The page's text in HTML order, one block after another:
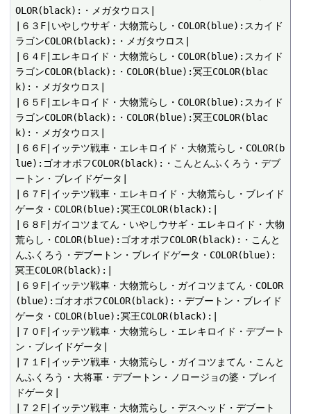
OLOR(black):・メガタウロス|
|６３F|いやしウサギ・大物荒らし・COLOR(blue):スカイド
ラゴンCOLOR(black):・メガタウロス|
|６４F|エレキロイド・大物荒らし・COLOR(blue):スカイド
ラゴンCOLOR(black):・COLOR(blue):冥王COLOR(blac
k):・メガタウロス|
|６５F|エレキロイド・大物荒らし・COLOR(blue):スカイド
ラゴンCOLOR(black):・COLOR(blue):冥王COLOR(blac
k):・メガタウロス|
|６６F|イッテツ戦車・エレキロイド・大物荒らし・COLOR(b
lue):ゴオオポフCOLOR(black):・こんとんふくろう・デブ
ートン・ブレイドゲータ|
|６７F|イッテツ戦車・エレキロイド・大物荒らし・ブレイド
ゲータ・COLOR(blue):冥王COLOR(black):|
|６８F|ガイコツまてん・いやしウサギ・エレキロイド・大物
荒らし・COLOR(blue):ゴオオポフCOLOR(black):・こんと
んふくろう・デブートン・ブレイドゲータ・COLOR(blue):
冥王COLOR(black):|
|６９F|イッテツ戦車・大物荒らし・ガイコツまてん・COLOR
(blue):ゴオオポフCOLOR(black):・デブートン・ブレイド
ゲータ・COLOR(blue):冥王COLOR(black):|
|７０F|イッテツ戦車・大物荒らし・エレキロイド・デブート
ン・ブレイドゲータ|
|７１F|イッテツ戦車・大物荒らし・ガイコツまてん・こんと
んふくろう・大将軍・デブートン・ノロージョの婆・ブレイ
ドゲータ|
|７２F|イッテツ戦車・大物荒らし・デスヘッド・デブート